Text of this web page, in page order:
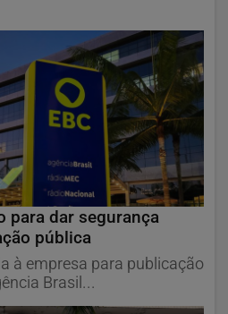
para dar segurança
pública
à empresa para publicação
Brasil...